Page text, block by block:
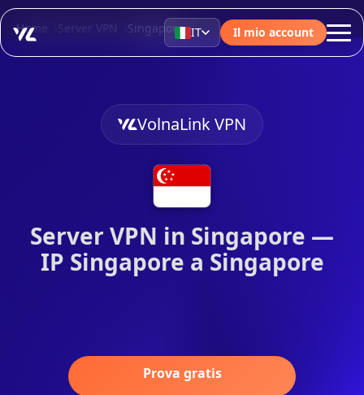
IT Il mio account
Home Server VPN Singapore
VolnaLink VPN
Server VPN in Singapore —
IP Singapore a Singapore
Prova gratis